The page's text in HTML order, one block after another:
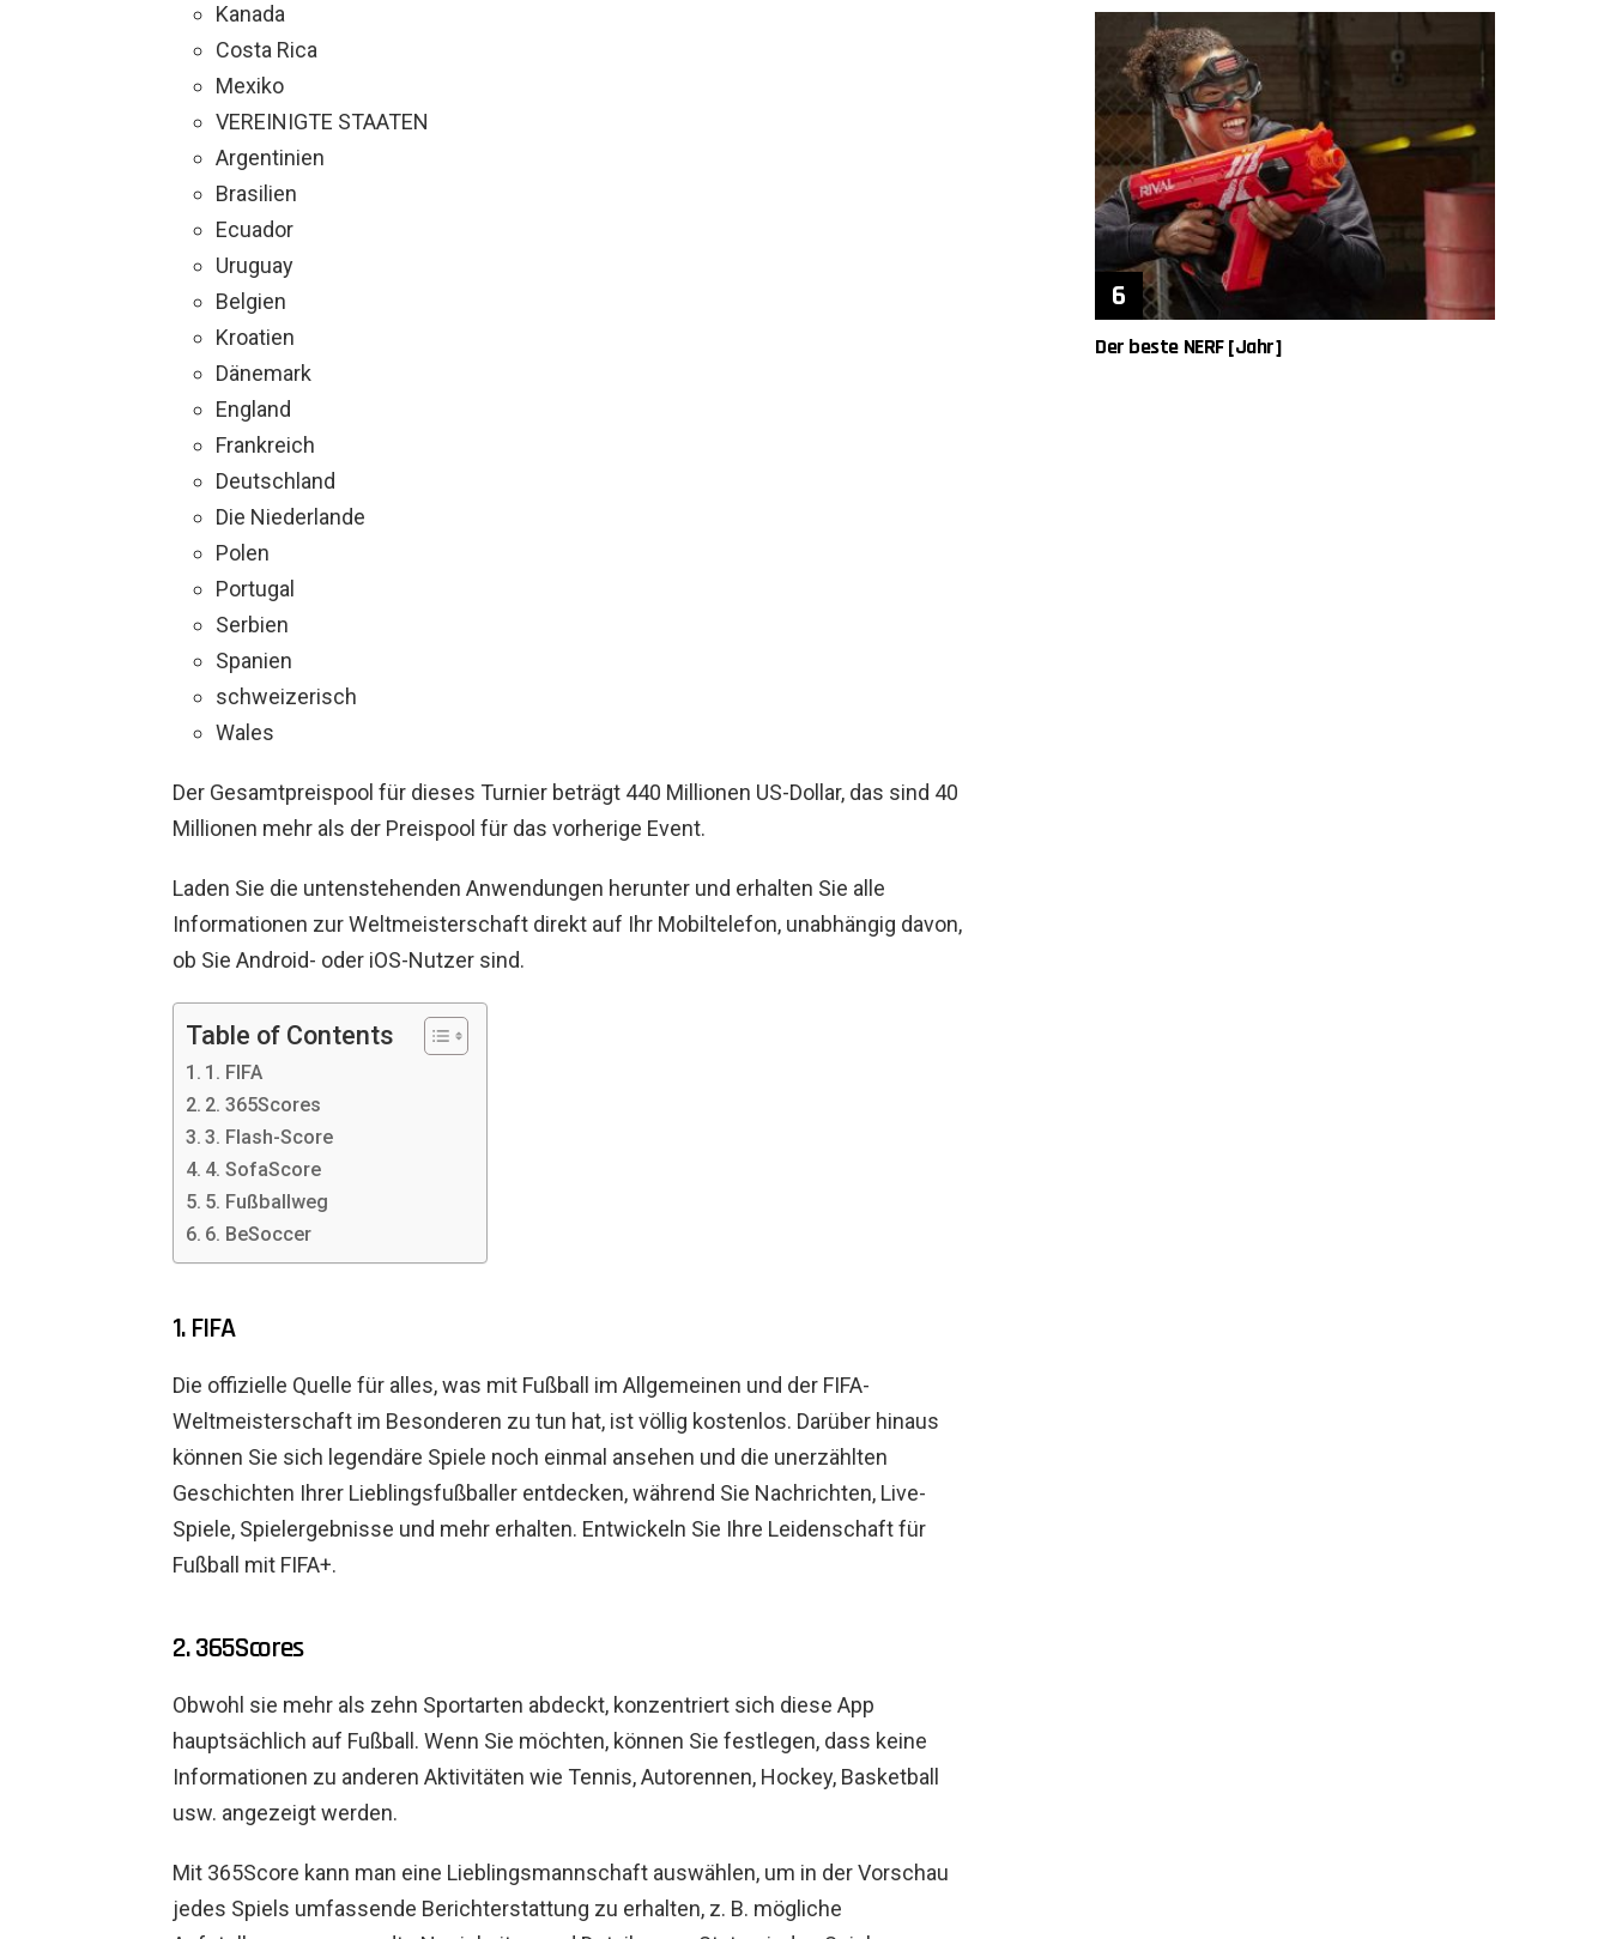
Kanada
Costa Rica
Mexiko
VEREINIGTE STAATEN
Argentinien
Brasilien
Ecuador
Uruguay
Belgien
Kroatien
Dänemark
England
Frankreich
Deutschland
Die Niederlande
Polen
Portugal
Serbien
Spanien
schweizerisch
Wales
Der Gesamtpreispool für dieses Turnier beträgt 440 Millionen US-Dollar, das sind 40
Millionen mehr als der Preispool für das vorherige Event.
Laden Sie die untenstehenden Anwendungen herunter und erhalten Sie alle
Informationen zur Weltmeisterschaft direkt auf Ihr Mobiltelefon, unabhängig davon,
ob Sie Android- oder iOS-Nutzer sind.
Table of Contents
1. FIFA
2. 365Scores
3. Flash-Score
4. SofaScore
5. Fußballweg
6. BeSoccer
1. FIFA
Die offizielle Quelle für alles, was mit Fußball im Allgemeinen und der FIFA-
Weltmeisterschaft im Besonderen zu tun hat, ist völlig kostenlos. Darüber hinaus
können Sie sich legendäre Spiele noch einmal ansehen und die unerzählten
Geschichten Ihrer Lieblingsfußballer entdecken, während Sie Nachrichten, Live-
Spiele, Spielergebnisse und mehr erhalten. Entwickeln Sie Ihre Leidenschaft für
Fußball mit FIFA+.
2. 365Scores
Obwohl sie mehr als zehn Sportarten abdeckt, konzentriert sich diese App
hauptsächlich auf Fußball. Wenn Sie möchten, können Sie festlegen, dass keine
Informationen zu anderen Aktivitäten wie Tennis, Autorennen, Hockey, Basketball
usw. angezeigt werden.
Mit 365Score kann man eine Lieblingsmannschaft auswählen, um in der Vorschau
jedes Spiels umfassende Berichterstattung zu erhalten, z. B. mögliche
Der beste NERF [Jahr]